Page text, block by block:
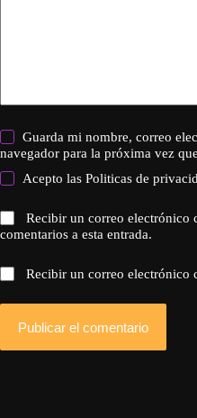
Guarda mi nombre, correo
navegador para la próxima vez
Acepto lasPoliticas de
Recibir un correo electrónico
comentarios a esta entrada.
Recibir un correo electrónico
Publicar el comentario